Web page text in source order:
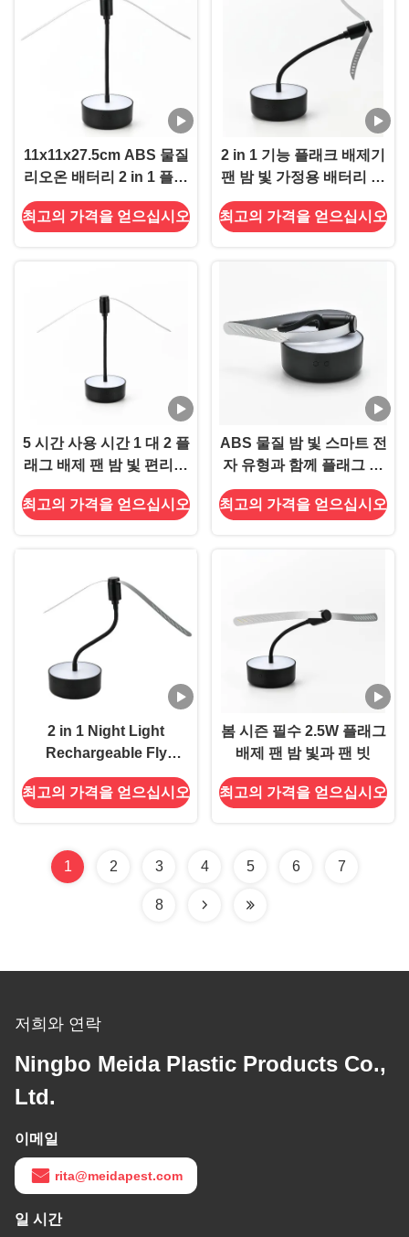
11x11x27.5cm ABS 물질
리오온 배터리 2 in 1 플라
기 모기 살충기 팬 야간 빛
봄 시즌
최고의 가격을 얻으십시오
2 in 1 기능 플래크 배제기
팬 밤 빛 가정용 배터리 가
동 지속가능
최고의 가격을 얻으십시오
5 시간 사용 시간 1 대 2 플
래그 배제 팬 밤 빛 편리하
고 효과적
최고의 가격을 얻으십시오
ABS 물질 밤 빛 스마트 전
자 유형과 함께 플래그 배
제 팬
최고의 가격을 얻으십시오
2 in 1 Night Light
Rechargeable Fly
Repellent Fan with
Flexible Gooseneck for
스틱한 거시목을 가진 플
러스틱한 거시목을 가진
플라스틱한 거시목을 위한
최고의 가격을 얻으십시오
봄 시즌 필수 2.5W 플래그
배제 팬 밤 빛과 팬 빗
최고의 가격을 얻으십시오
1 2 3 4 5 6 7
8
저희와 연락
Ningbo Meida Plastic Products Co.,
Ltd.
이메일
rita@meidapest.com
일 시간